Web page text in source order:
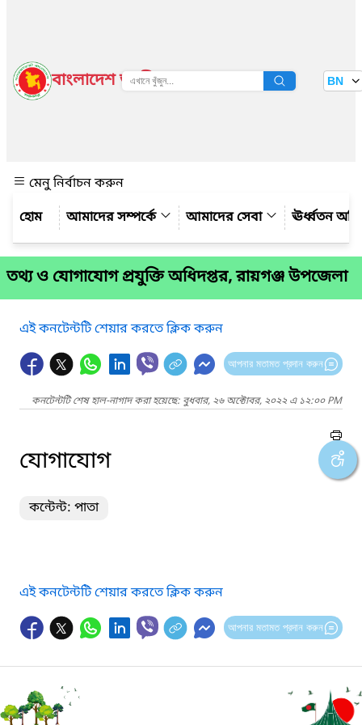
বাংলাদেশ জাতীয় তথ্য বাতায়ন BN
মেনু নির্বাচন করুন
আমাদের সম্পর্কে
আমাদের সেবা ঊর্ধ্বতন
তথ্য ও যোগাযোগ প্রযুক্তি অধিদপ্তর, রায়গঞ্জ উপজেলা
এই কনটেন্টটি শেয়ার করতে ক্লিক করুন
আপনার মতামত প্রদান করুন
কনটেন্টটি শেষ হাল-নাগাদ করা হয়েছে: বুধবার, ২৬ অক্টোবর, ২০২২ এ ১২:০০ PM
যোগাযোগ
কন্টেন্ট: পাতা
এই কনটেন্টটি শেয়ার করতে ক্লিক করুন
আপনার মতামত প্রদান করুন